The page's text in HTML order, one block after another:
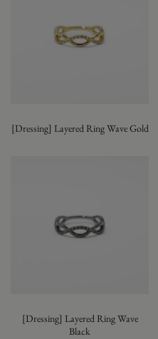
[Dressing] Layered Ring Wave Gold
[Dressing] Layered Ring Wave
Black